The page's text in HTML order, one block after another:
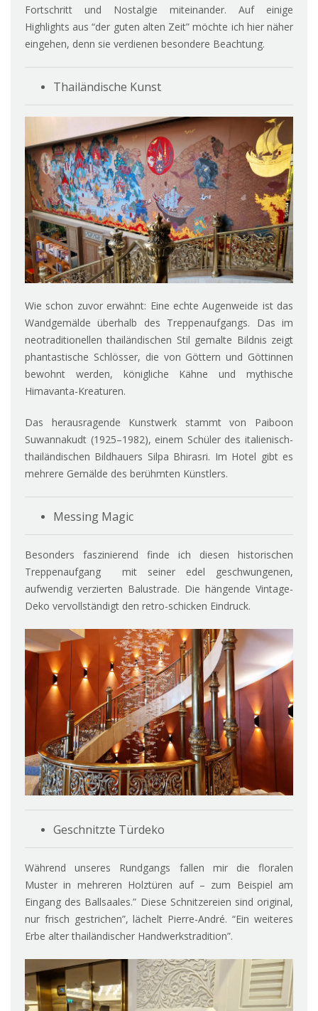
Fortschritt und Nostalgie miteinander. Auf einige
Highlights aus “der guten alten Zeit” möchte ich hier näher
eingehen, denn sie verdienen besondere Beachtung.
Thailändische Kunst
Wie schon zuvor erwähnt: Eine echte Augenweide ist das
Wandgemälde überhalb des Treppenaufgangs. Das im
neotraditionellen thailändischen Stil gemalte Bildnis zeigt
phantastische Schlösser, die von Göttern und Göttinnen
bewohnt werden, königliche Kähne und mythische
Himavanta-Kreaturen.
Das herausragende Kunstwerk stammt von Paiboon
Suwannakudt (1925–1982), einem Schüler des italienisch-
thailändischen Bildhauers Silpa Bhirasri. Im Hotel gibt es
mehrere Gemälde des berühmten Künstlers.
Messing Magic
Besonders faszinierend finde ich diesen historischen
Treppenaufgang mit seiner edel geschwungenen,
aufwendig verzierten Balustrade. Die hängende Vintage-
Deko vervollständigt den retro-schicken Eindruck.
Geschnitzte Türdeko
Während unseres Rundgangs fallen mir die floralen
Muster in mehreren Holztüren auf – zum Beispiel am
Eingang des Ballsaales.” Diese Schnitzereien sind original,
nur frisch gestrichen”, lächelt Pierre-André. “Ein weiteres
Erbe alter thailändischer Handwerkstradition”.